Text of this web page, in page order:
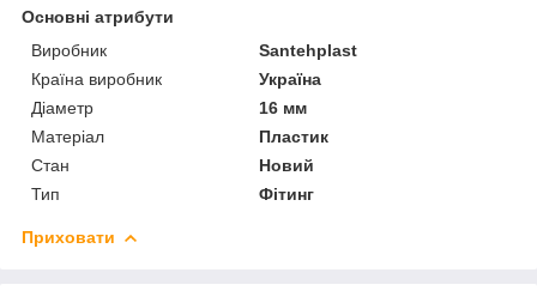
Основні атрибути
Виробник
Santehplast
Країна виробник
Україна
Діаметр
16 мм
Матеріал
Пластик
Стан
Новий
Тип
Фітинг
Приховати